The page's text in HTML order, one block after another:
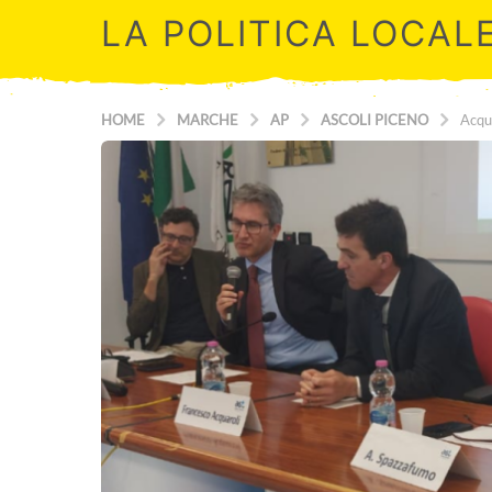
LA POLITICA
HOME MARCHE AP ASCOLI PICENO